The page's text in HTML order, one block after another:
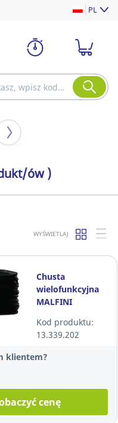
PL
ów )
WYŚWIETLAJ
Chusta
wielofunkcyjna
MALFINI
czarna
Kod produktu:
13.339.202
klientem?
cenę